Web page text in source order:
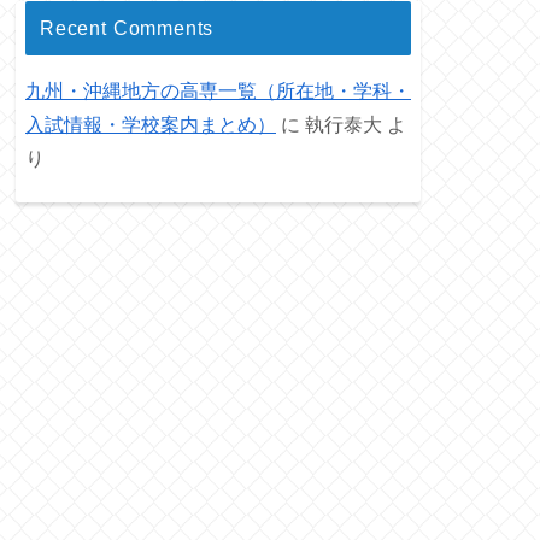
Recent Comments
九州・沖縄地方の高専一覧（所在地・学科・
入試情報・学校案内まとめ）
に 執行泰大 よ
り